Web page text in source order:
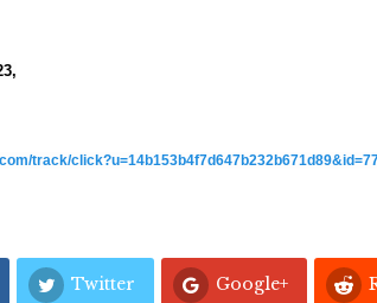
track/
Twitter Google+